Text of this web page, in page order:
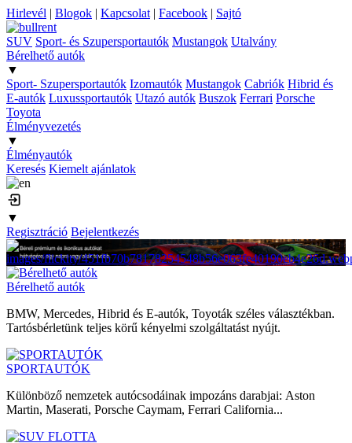
Hirlevél | Blogok | Kapcsolat | Facebook | Sajtó
SUV Sport- és Szupersportautók Mustangok Utalvány
Bérelhető autók
▼
Sport- Szupersportautók Izomautók Mustangok Cabriók Hibrid és
E-autók Luxussportautók Utazó autók Buszok Ferrari Porsche
Toyota
Élményvezetés
▼
Élményautók
Keresés Kiemelt ajánlatok
▼
Regisztráció Bejelentkezés
Bérelhető autók
BMW, Mercedes, Hibrid és E-autók, Toyoták széles választékban.
Tartósbérletünk teljes körű kényelmi szolgáltatást nyújt.
SPORTAUTÓK
Különböző nemzetek autócsodáinak impozáns darabjai: Aston
Martin, Maserati, Porsche Caymam, Ferrari California...